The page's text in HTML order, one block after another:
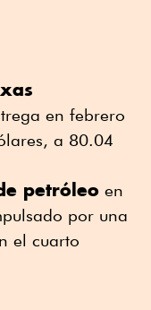
en febrero
a 80.04
petróleo en
por una
el cuarto